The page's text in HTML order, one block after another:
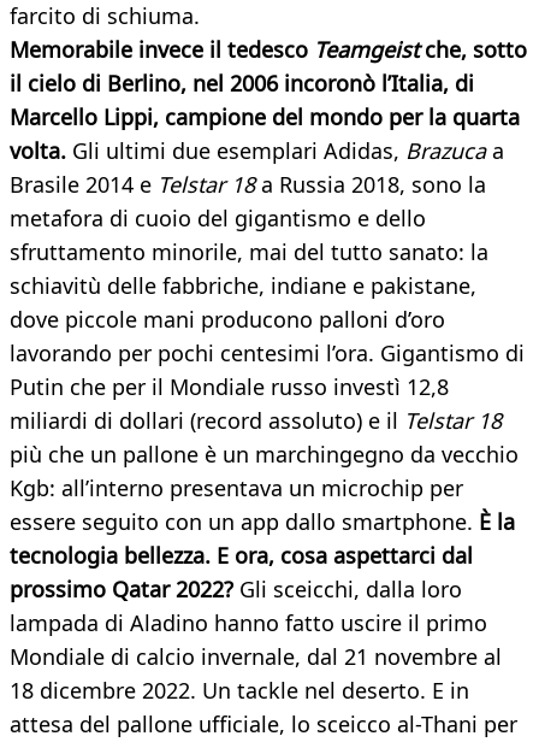
farcito di schiuma.
Memorabile invece il tedesco Teamgeistche, sotto
il cielo di Berlino, nel 2006 incoronò l’Italia, di
Marcello Lippi, campione del mondo per la quarta
volta. Gli ultimi due esemplari Adidas, Brazucaa
Brasile 2014 e Telstar 18a Russia 2018, sono la
metafora di cuoio del gigantismo e dello
sfruttamento minorile, mai del tutto sanato: la
schiavitù delle fabbriche, indiane e pakistane,
dove piccole mani producono palloni d’oro
lavorando per pochi centesimi l’ora. Gigantismo di
Putin che per il Mondiale russo investì 12,8
miliardi di dollari (record assoluto) e il Telstar 18
più che un pallone è un marchingegno da vecchio
Kgb: all’interno presentava un microchip per
essere seguito con un app dallo smartphone. È la
tecnologia bellezza. E ora, cosa aspettarci dal
prossimo Qatar 2022? Gli sceicchi, dalla loro
lampada di Aladino hanno fatto uscire il primo
Mondiale di calcio invernale, dal 21 novembre al
18 dicembre 2022. Un tackle nel deserto. E in
attesa del pallone ufficiale, lo sceicco al-Thani per